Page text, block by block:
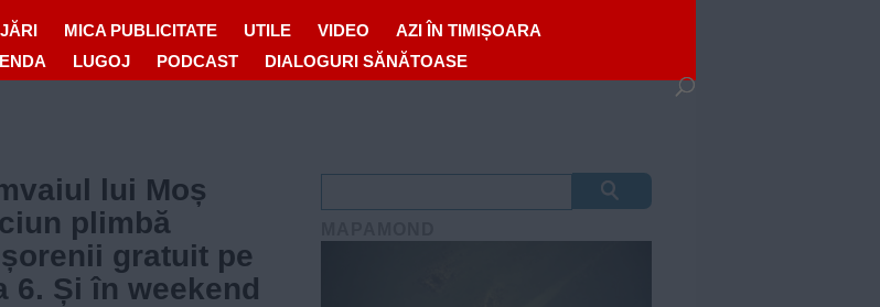
MICA PUBLICITATE UTILE VIDEO
AZI ÎN TIMIȘOARA
LUGOJ PODCAST DIALOGURI SĂNĂTOASE
lui Moș
plimbă
gratuit pe
6. Și în weekend